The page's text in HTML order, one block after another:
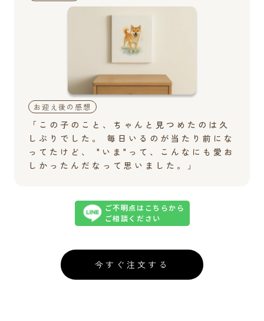
お迎え後の感想
「この子のこと、ちゃんと見つめたのは久
しぶりでした。 毎日いるのが当たり前にな
ってたけど、 "いま"って、こんなにも愛お
しかったんだなって思いました。」
ご不明点はこちらから
ご相談ください
今すぐ注文する